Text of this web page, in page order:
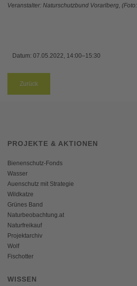
Veranstalter: Naturschutzbund Vorarlberg,
Datum: 07.05.2022, 14:00–15:30
Zurück
PROJEKTE & AKTIONEN
Bienenschutz-Fonds
Wasser
Auenschutz mit Strategie
Wildkatze
Grünes Band
Naturbeobachtung.at
Naturfreikauf
Projektarchiv
Wolf
Fischotter
WISSEN